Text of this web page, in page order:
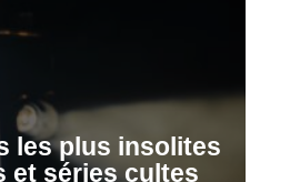
les plus insolites
et séries cultes